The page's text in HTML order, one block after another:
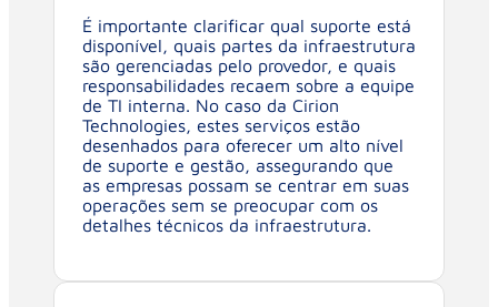
É importante clarificar qual suporte está
disponível, quais partes da infraestrutura
são gerenciadas pelo provedor, e quais
responsabilidades recaem sobre a equipe
de TI interna. No caso da Cirion
Technologies, estes serviços estão
desenhados para oferecer um alto nível
de suporte e gestão, assegurando que
as empresas possam se centrar em suas
operações sem se preocupar com os
detalhes técnicos da infraestrutura.